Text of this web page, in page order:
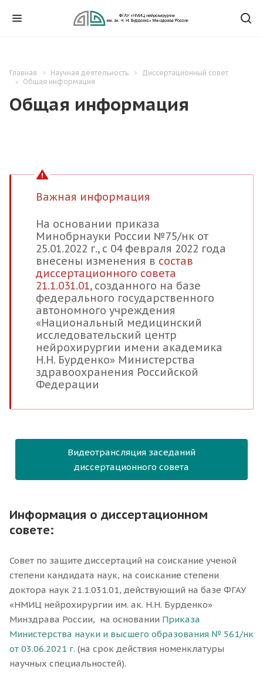
Главная Научная деятельность
Диссертационный совет
Общая информация
Общая информация
Важная информация
На основании приказа
Минобрнауки России №75/нк от
25.01.2022 г., с 04 февраля 2022 года
внесены изменения в состав
диссертационного совета
21.1.031.01, созданного на базе
федерального государственного
автономного учреждения
«Национальный медицинский
исследовательский центр
нейрохирургии имени академика
Н.Н. Бурденко» Министерства
здравоохранения Российской
Федерации
Видеотрансляция заседаний
диссертационного совета
Информация о диссертационном
совете:
Совет по защите диссертаций на соискание ученой
степени кандидата наук, на соискание степени
доктора наук 21.1.031.01, действующий на базе ФГАУ
«НМИЦ нейрохирургии им. ак. Н.Н. Бурденко»
Минздрава России, на основании Приказа
Министерства науки и высшего образования № 561/нк
от 03.06.2021 г. (на срок действия номенклатуры
научных специальностей).